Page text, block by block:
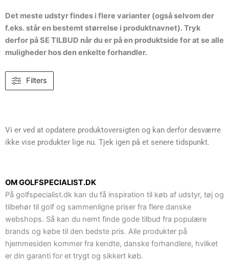
Det meste udstyr findes i flere varianter (også selvom der
f.eks. står en bestemt størrelse i produktnavnet). Tryk
derfor på SE TILBUD når du er på en produktside for at se alle
muligheder hos den enkelte forhandler.
Filters
Vi er ved at opdatere produktoversigten og kan derfor desværre
ikke vise produkter lige nu. Tjek igen på et senere tidspunkt.
OM GOLFSPECIALIST.DK
På golfspecialist.dk kan du få inspiration til køb af udstyr, tøj og
tilbehør til golf og sammenligne priser fra flere danske
webshops. Så kan du nemt finde gode tilbud fra populære
brands og købe til den bedste pris. Alle produkter på
hjemmesiden kommer fra kendte, danske forhandlere, hvilket
er din garanti for et trygt og sikkert køb.